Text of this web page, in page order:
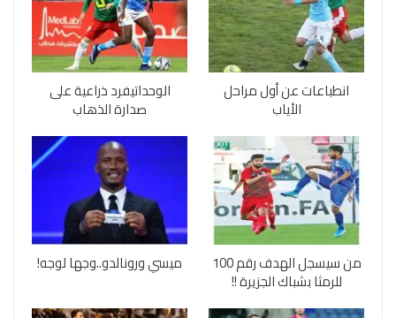
انطباعات عن أول مراحل
الأياب
الوحداتيفرد ذراعية على
صدارة الذهاب
من سيسجل الهدف رقم 100
للرمثا بشباك الجزيرة !!
ميسي ورونالدو..وجها لوجه!